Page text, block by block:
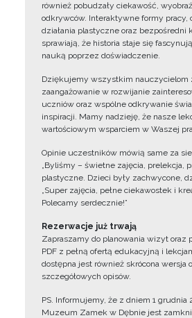
również pobudzały ciekawość,
odkrywców. Interaktywne formy pracy,
działania plastyczne oraz bezpośredni
sprawiają, że historia staje się
nauką poprzez doświadczenie.
Dziękujemy wszystkim nauczycielom
zaangażowanie w rozwijanie
uczniów oraz wspólne odkrywanie
inspiracji. Mamy nadzieję, że nasze
wartościowym wsparciem w Waszej
Opinie uczestników mówią same za
„Byliśmy – świetne zajęcia, prelekcja,
plastyczne. Dzieci były zachwycone,
„Super zajęcia, pełne ciekawostek i
Polecamy serdecznie!”
Rezerwacje już trwają
Zapraszamy do planowania wizyt oraz
PDF z pełną ofertą edukacyjną i
dostępna jest również skrócona wersja
szczegółowych opisów.
PS. Informujemy, że z dniem 1 grudnia
Muzeum Zamek w Dębnie jest